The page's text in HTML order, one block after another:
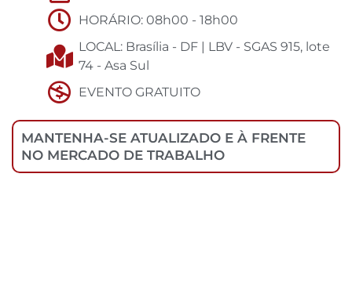
HORÁRIO: 08h00 - 18h00
LOCAL: Brasília - DF | LBV - SGAS 915, lote
74 - Asa Sul
EVENTO GRATUITO
MANTENHA-SE ATUALIZADO E À FRENTE
NO MERCADO DE TRABALHO